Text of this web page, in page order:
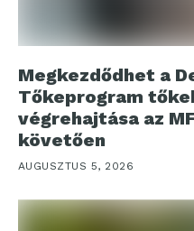
Megkezdődhet a
Tőkeprogram
végrehajtása az
követően
AUGUSZTUS 5, 2026